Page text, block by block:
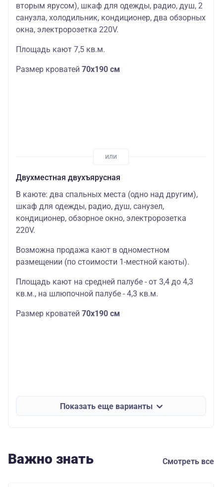
вторым ярусом), шкаф для одежды, радио, душ, 2
санузла, холодильник, кондиционер, два обзорных
окна, электророзетка 220V.
Площадь кают 7,5 кв.м.
Размер кроватей 70х190 см
Двухместная двухъярусная
В каюте: два спальных места (одно над другим),
шкаф для одежды, радио, душ, санузел,
кондиционер, обзорное окно, электророзетка
220V.
Возможна продажа кают в одноместном
размещении (по стоимости 1-местной каюты).
Площадь кают на средней палубе - от 3,4 до 4,3
кв.м., на шлюпочной палубе - 4,3 кв.м.
Размер кроватей 70х190 см
Показать еще варианты
Важно знать Смотреть все